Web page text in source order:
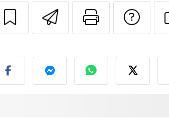
Invia questa
Stampa